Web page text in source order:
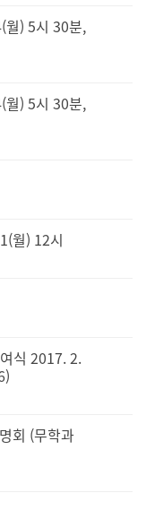
월) 5시 30분,
월) 5시 30분,
월) 12시
식 2017. 2.
회 (무학과